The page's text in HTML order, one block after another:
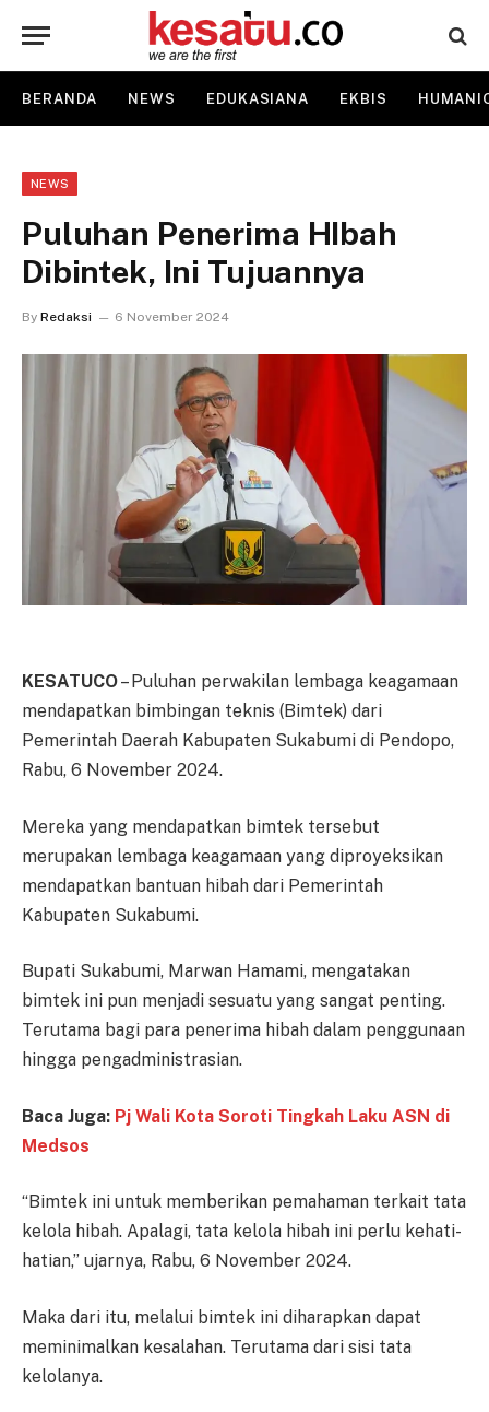
BERANDA NEWS EDUKASIANA EKBIS
NEWS
Puluhan Penerima HIbah
Dibintek, Ini Tujuannya
By Redaksi 6 November 2024
KESATUCO– Puluhan perwakilan lembaga keagamaan
mendapatkan bimbingan teknis (Bimtek) dari
Pemerintah Daerah Kabupaten Sukabumi di Pendopo,
Rabu, 6 November 2024.
Mereka yang mendapatkan bimtek tersebut
merupakan lembaga keagamaan yang diproyeksikan
mendapatkan bantuan hibah dari Pemerintah
Kabupaten Sukabumi.
Bupati Sukabumi, Marwan Hamami, mengatakan
bimtek ini pun menjadi sesuatu yang sangat penting.
Terutama bagi para penerima hibah dalam penggunaan
hingga pengadministrasian.
Baca Juga: Pj Wali Kota Soroti Tingkah Laku ASN di
Medsos
“Bimtek ini untuk memberikan pemahaman terkait tata
kelola hibah. Apalagi, tata kelola hibah ini perlu kehati-
hatian,” ujarnya, Rabu, 6 November 2024.
Maka dari itu, melalui bimtek ini diharapkan dapat
meminimalkan kesalahan. Terutama dari sisi tata
kelolanya.